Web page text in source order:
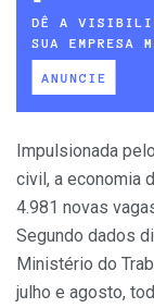
Impulsionada
civil, a economia
4.981 novas
Segundo dados
Ministério do
julho e agosto,